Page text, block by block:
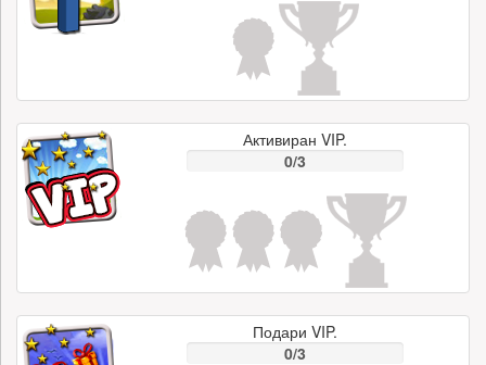
Активиран VIP.
0/3
Подари VIP.
0/3